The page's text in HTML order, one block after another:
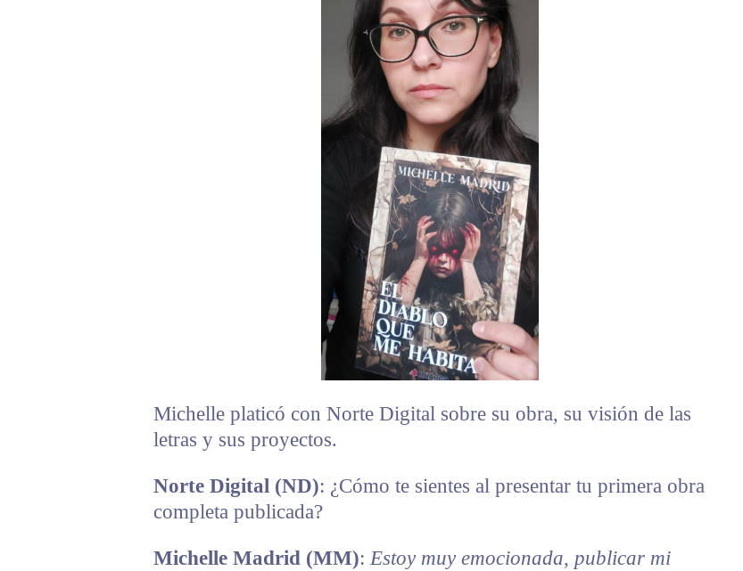
Michelle platicó con Norte Digital sobre su obra, su visión de las
letras y sus proyectos.
Norte Digital (ND): ¿Cómo te sientes al presentar tu primera obra
completa publicada?
Michelle Madrid (MM): Estoy muy emocionada, publicar mi